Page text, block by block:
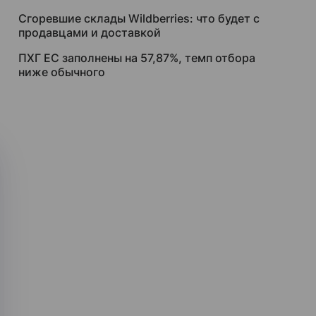
Сгоревшие склады Wildberries: что будет с
продавцами и доставкой
ПХГ ЕС заполнены на 57,87%, темп отбора
ниже обычного